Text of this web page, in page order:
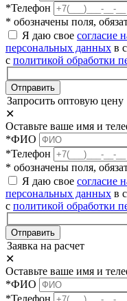
*Телефон
* обозначены поля,
Я даю свое согласие
персональных данных в
с политикой обработки
Отправить
Запросить оптовую цену
✕
Оставьте ваше имя и
*ФИО
*Телефон
* обозначены поля,
Я даю свое согласие
персональных данных в
с политикой обработки
Отправить
Заявка на расчет
✕
Оставьте ваше имя и
*ФИО